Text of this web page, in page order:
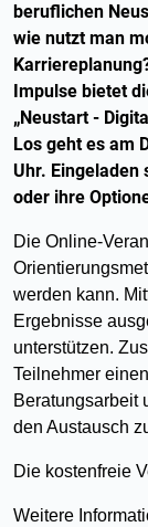
beruflichen
wie nutzt man
Impulse bietet
„Neustart -
Los geht es am
Uhr.
oder ihre
Die Online-
werden kann.
Ergebnisse
unterstützen.
Teilnehmer
Beratungsarbeit
den Austausch
Die kostenfreie
Weitere